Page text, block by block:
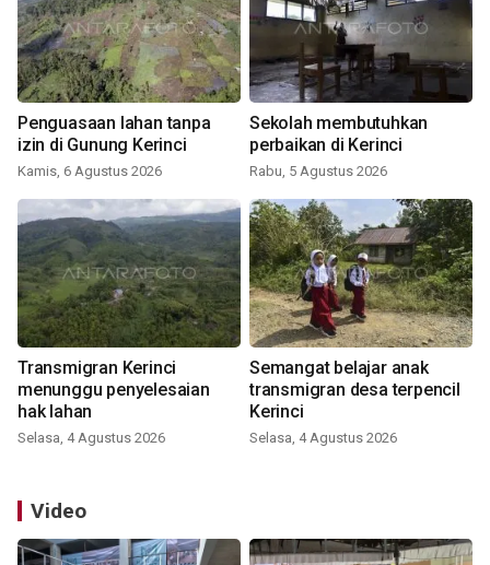
Penguasaan lahan tanpa
izin di Gunung Kerinci
Kamis, 6 Agustus 2026
Sekolah membutuhkan
perbaikan di Kerinci
Rabu, 5 Agustus 2026
Transmigran Kerinci
menunggu penyelesaian
hak lahan
Selasa, 4 Agustus 2026
Semangat belajar anak
transmigran desa terpencil
Kerinci
Selasa, 4 Agustus 2026
Video